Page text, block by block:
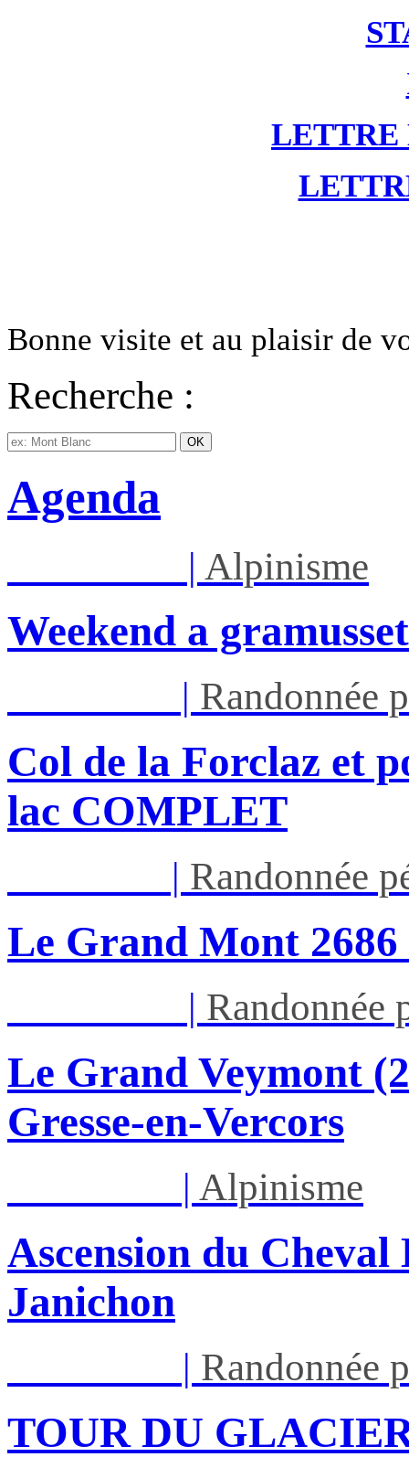
LETTRE
Bonne visite et au plaisir de
Recherche :
Agenda
| Alpinisme
Weekend a gramusset
| Randonnée
Col de la Forclaz et
lac COMPLET
| Randonnée
Le Grand Mont
| Randonnée
Le Grand Veymont
Gresse-en-Vercors
| Alpinisme
Ascension du
Janichon
| Randonnée
TOUR DU